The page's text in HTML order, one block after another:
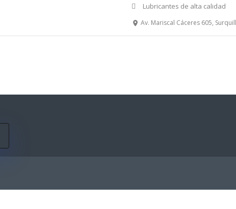
Lubricantes de alta calidad
Av. Mariscal Cáceres 605,